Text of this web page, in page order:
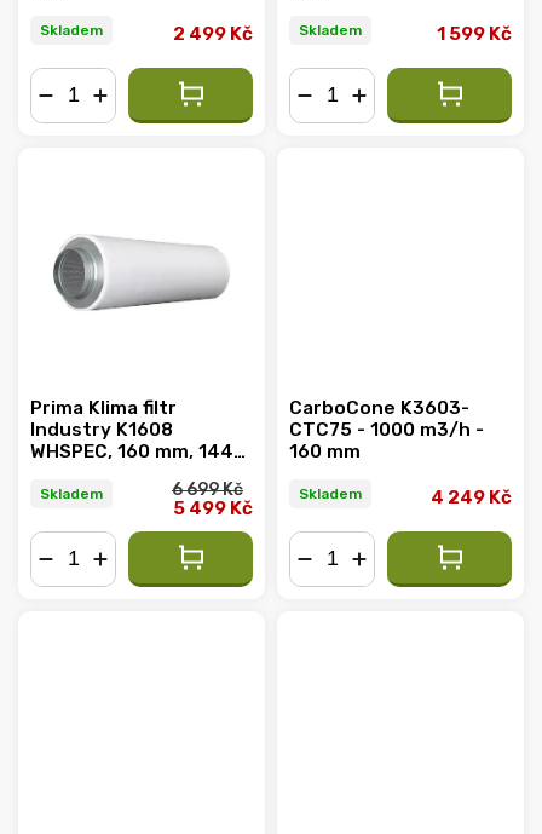
Skladem 2 499 Kč Skladem 1 599 Kč
Prima Klima filtr
Industry K1608
WHSPEC, 160 mm, 1440
Skladem 6 699 Kč
5 499 Kč
CarboCone K3603-
CTC75 - 1000 m3/h -
160 mm
Skladem 4 249 Kč